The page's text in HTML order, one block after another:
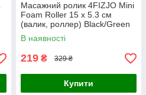
Масажний ролик 4FIZJO Mini
Foam Roller 15 x 5.3 см
(валик, роллер) Black/Green
(P-5907222931950)
В наявності
219 ₴ 329 ₴
Купити